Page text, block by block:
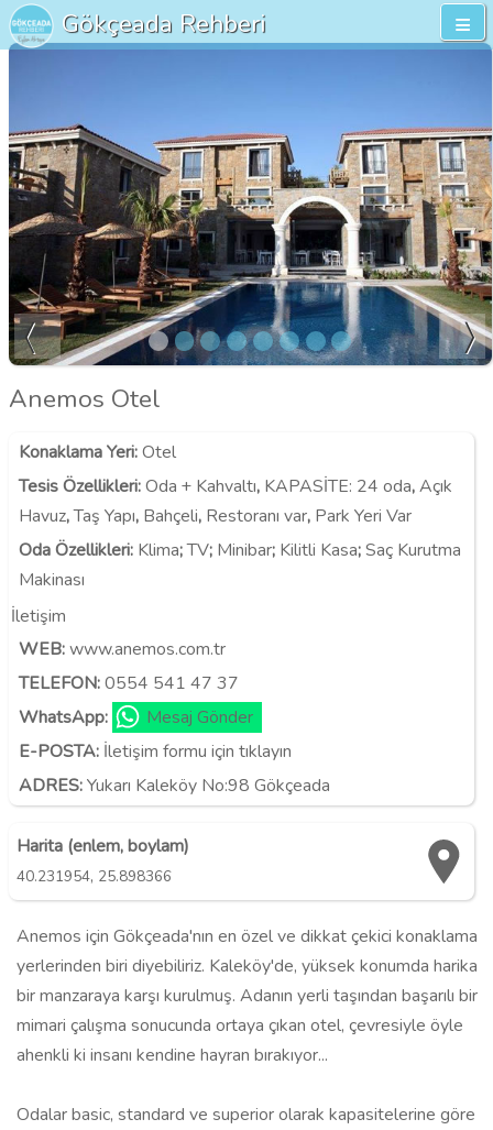
Gökçeada Rehberi
Anemos Otel
Konaklama Yeri:Otel
Tesis Özellikleri:Oda + Kahvaltı, KAPASİTE: 24 oda,Açık
Havuz,Taş Yapı, Bahçeli, Restoranı var, Park Yeri Var
Oda Özellikleri: Klima;TV; Minibar; Kilitli Kasa;Saç Kurutma
Makinası
İletişim
WEB:www.anemos.com.tr
TELEFON:0554 541 47 37
WhatsApp:
Mesaj Gönder
E-POSTA: İletişim formu için tıklayın
ADRES:Yukarı Kaleköy No:98 Gökçeada
Harita (enlem, boylam)
40.231954, 25.898366
Anemos için Gökçeada'nın en özel ve dikkat çekici konaklama
yerlerinden biri diyebiliriz. Kaleköy'de, yüksek konumda harika
bir manzaraya karşı kurulmuş. Adanın yerli taşından başarılı bir
mimari çalışma sonucunda ortaya çıkan otel, çevresiyle öyle
ahenkli ki insanı kendine hayran bırakıyor...
Odalar basic, standard ve superior olarak kapasitelerine göre